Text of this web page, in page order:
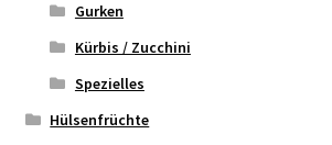
Gurken
Kürbis / Zucchini
Spezielles
Hülsenfrüchte